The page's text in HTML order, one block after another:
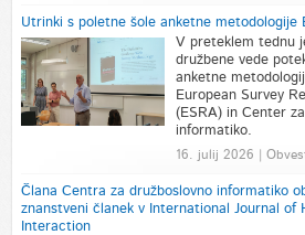
Utrinki s poletne šole anketne metodologije
V preteklem tednu
družbene vede
anketne
European Survey
(ESRA) in Center
informatiko.
16. julij 2026 |
Člana Centra za družboslovno informatiko
znanstveni članek v International Journal of
Interaction